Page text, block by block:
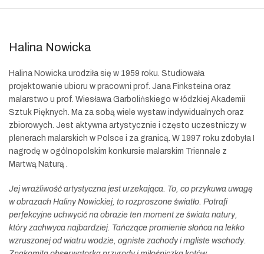
Halina Nowicka
Halina Nowicka urodziła się w 1959 roku. Studiowała
projektowanie ubioru w pracowni prof. Jana Finksteina oraz
malarstwo u prof. Wiesława Garbolińskiego w łódzkiej Akademii
Sztuk Pięknych. Ma za sobą wiele wystaw indywidualnych oraz
zbiorowych. Jest aktywna artystycznie i często uczestniczy w
plenerach malarskich w Polsce i za granicą. W 1997 roku zdobyła I
nagrodę w ogólnopolskim konkursie malarskim Triennale z
Martwą Naturą .
Jej wrażliwość artystyczna jest urzekająca. To, co przykuwa uwagę
w obrazach Haliny Nowickiej, to rozproszone światło. Potrafi
perfekcyjne uchwycić na obrazie ten moment ze świata natury,
który zachwyca najbardziej. Tańczące promienie słońca na lekko
wzruszonej od wiatru wodzie, ogniste zachody i mgliste wschody.